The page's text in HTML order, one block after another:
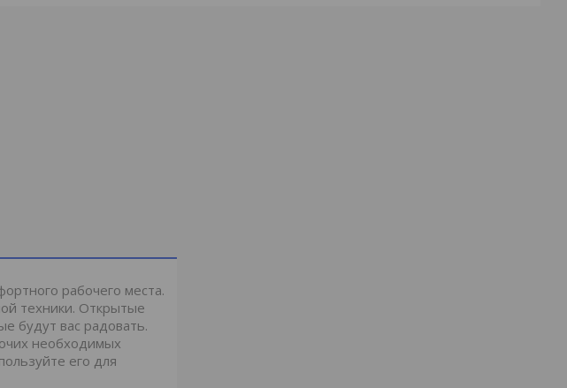
рабочего места.
техники. Открытые
будут вас радовать.
необходимых
его для